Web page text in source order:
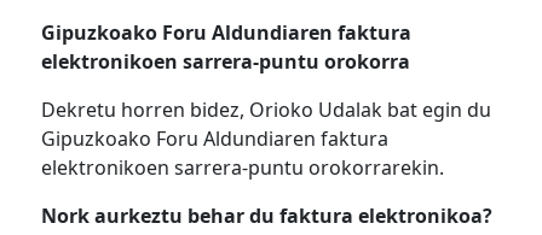
Gipuzkoako Foru Aldundiaren faktura
elektronikoen sarrera-puntu orokorra
Dekretu horren bidez, Orioko Udalak bat egin du
Gipuzkoako Foru Aldundiaren faktura
elektronikoen sarrera-puntu orokorrarekin.
Nork aurkeztu behar du faktura elektronikoa?